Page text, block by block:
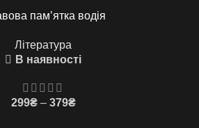
229₴
памʼятка водія
Література
В наявності
299₴ – 379₴Price